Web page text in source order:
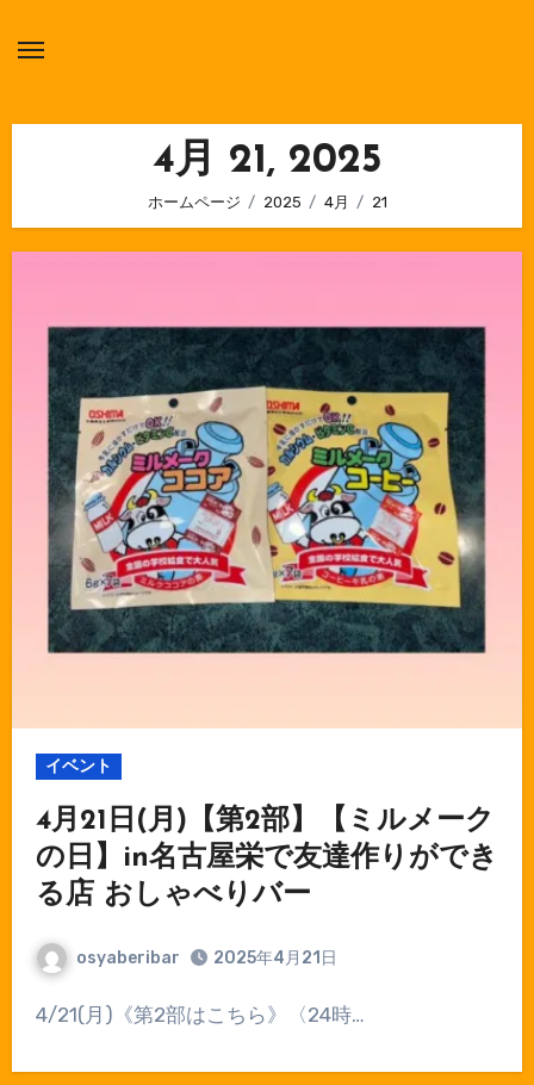
4月 21, 2025
ホームページ 2025 4月 21
イベント
4月21日(月)【第2部】【ミルメーク
の日】in名古屋栄で友達作りができ
る店 おしゃべりバー
osyaberibar 2025年4月21日
4/21(月)《第2部はこちら》〈24時…